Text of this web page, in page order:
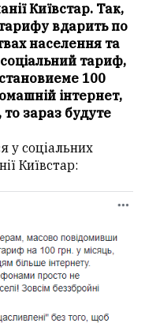
Київстар. Так,
вдарить по
населення та
тариф,
100
інтернет,
зараз будуте
у соціальних
Київстар: